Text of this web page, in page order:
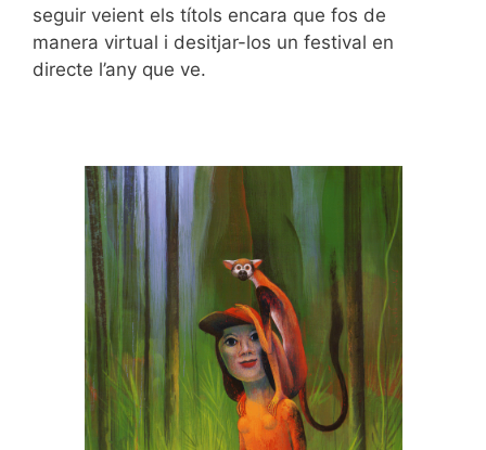
seguir veient els títols encara que fos de
manera virtual i desitjar-los un festival en
directe l’any que ve.